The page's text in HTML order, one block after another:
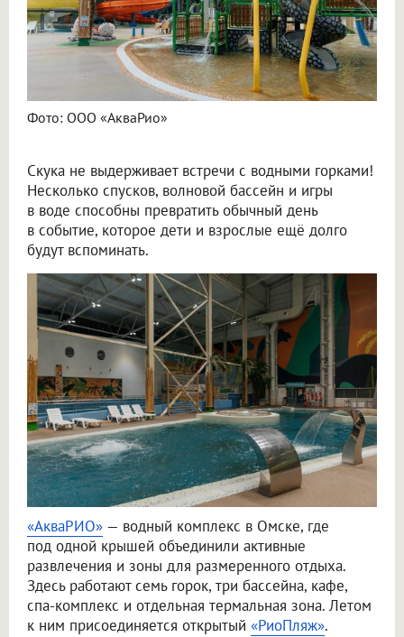
Фото: ООО «АкваРио»
Скука не выдерживает встречи с водными горками!
Несколько спусков, волновой бассейн и игры
в воде способны превратить обычный день
в событие, которое дети и взрослые ещё долго
будут вспоминать.
«АкваРИО» — водный комплекс в Омске, где
под одной крышей объединили активные
развлечения и зоны для размеренного отдыха.
Здесь работают семь горок, три бассейна, кафе,
спа-комплекс и отдельная термальная зона. Летом
к ним присоединяется открытый «РиоПляж».